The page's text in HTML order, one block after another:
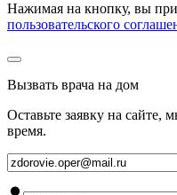
Нажимая на кнопку, вы
пользовательского
Вызвать врача на дом
Оставьте заявку на
время.